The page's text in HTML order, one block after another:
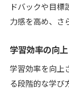
ドバックや目
力感を高め、さ
学習効率の向
学習効率を向上
る段階的な学び